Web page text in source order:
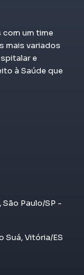
com um time
mais variados
e
à Saúde que
São Paulo/SP -
Suá, Vitória/ES